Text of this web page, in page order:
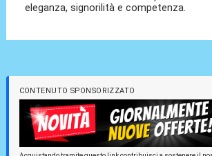
eleganza, signorilità e competenza.
CONTENUTO SPONSORIZZATO